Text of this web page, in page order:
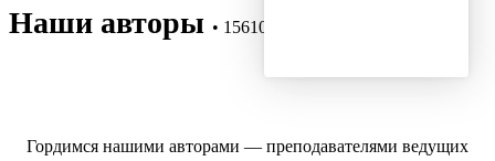
Наши авторы 15610 авторов
Гордимся нашими авторами — преподавателями ведущих